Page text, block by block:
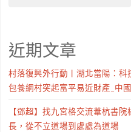
近期文章
村落復興外行動丨湖北當陽：科
包養網村突起富平易近財產_中
【鄧超】找九宮格交流葦杭書
長，從不立道場到處處為道場